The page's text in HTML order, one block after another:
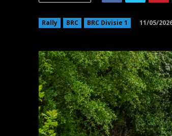
Rally BRC BRC Divisie 1 11/05/